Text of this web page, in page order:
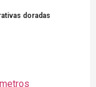
doradas